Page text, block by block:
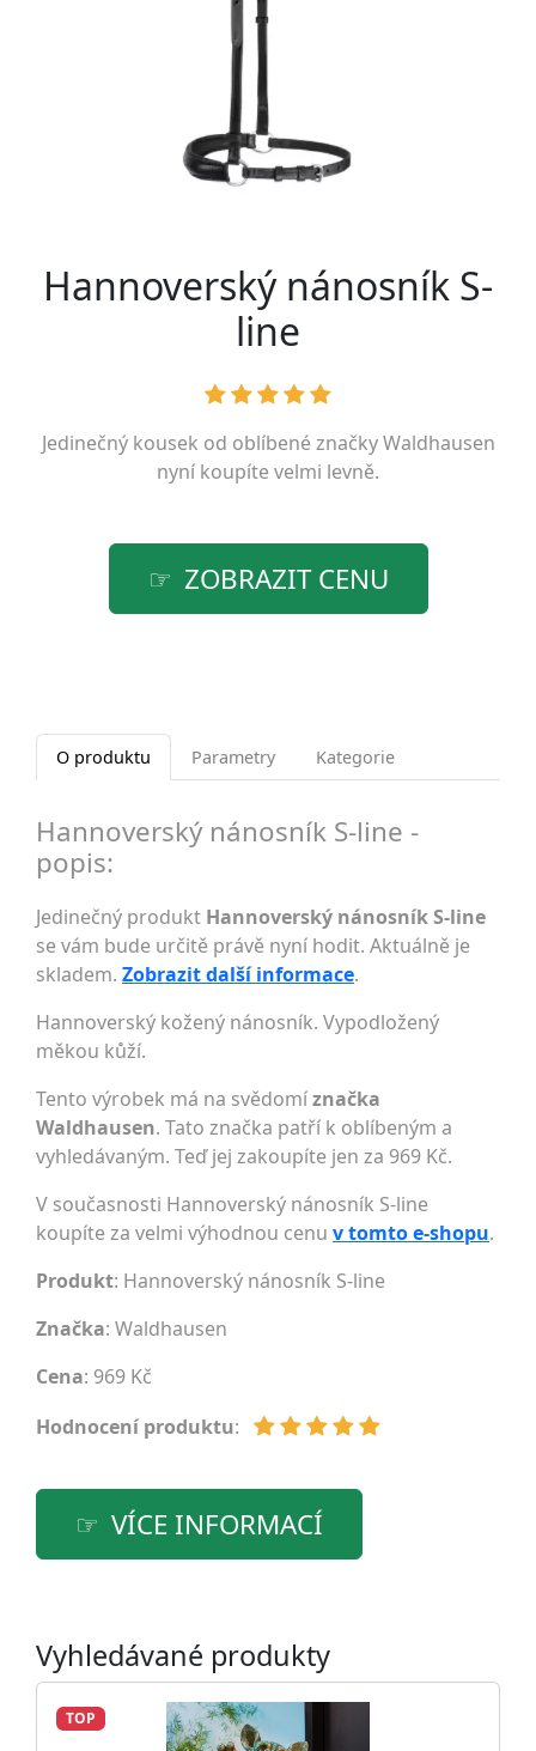
Hannoverský nánosník S-
line
Jedinečný kousek od oblíbené značkyWaldhausen
nyní koupíte velmi levně.
ZOBRAZIT CENU
O produktu Parametry Kategorie
Hannoverský nánosník S-line -
popis:
Jedinečný produkt Hannoverský nánosník S-line
se vám bude určitě právě nyní hodit. Aktuálně je
skladem. Zobrazit další informace.
Hannoverský kožený nánosník. Vypodložený
měkou kůží.
Tento výrobek má na svědomíznačka
Waldhausen. Tato značka patří k oblíbeným a
vyhledávaným. Teď jej zakoupíte jen za 969 Kč.
V současnosti Hannoverský nánosník S-line
koupíte za velmi výhodnou cenu v tomto e-shopu.
Produkt: Hannoverský nánosník S-line
Značka: Waldhausen
Cena: 969 Kč
Hodnocení produktu:
VÍCE INFORMACÍ
Vyhledávané produkty
TOP